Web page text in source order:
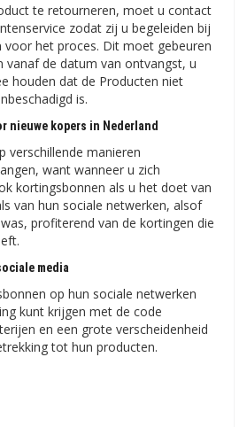
te retourneren, moet u contact
zodat zij u begeleiden bij
voor het proces. Dit moet gebeuren
vanaf de datum van ontvangst, u
houden dat de Producten niet
is.
nieuwe kopers in Nederland
verschillende manieren
want wanneer u zich
kortingsbonnen als u het doet van
van hun sociale netwerken, alsof
profiterend van de kortingen die
media
op hun sociale netwerken
kunt krijgen met de code
en een grote verscheidenheid
tot hun producten.